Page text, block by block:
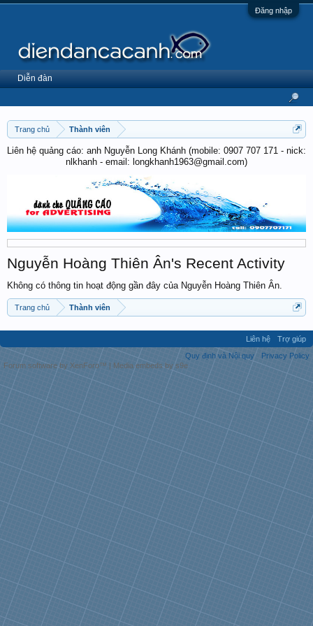
Đăng nhập
Trang chủ Thành viên
Liên hệ quảng cáo: anh Nguyễn Long Khánh (mobile: 0907 707 171 - nick:
nlkhanh - email: longkhanh1963@gmail.com)
Nguyễn Hoàng Thiên Ân's Recent Activity
Không có thông tin hoạt động gần đây của Nguyễn Hoàng Thiên Ân.
Trang chủ Thành viên
Diễn đàn
Liên hệ
Trợ giúp
Quy định và Nội quy
Privacy Policy
Forum software by XenForo™ | Media embeds by s9e